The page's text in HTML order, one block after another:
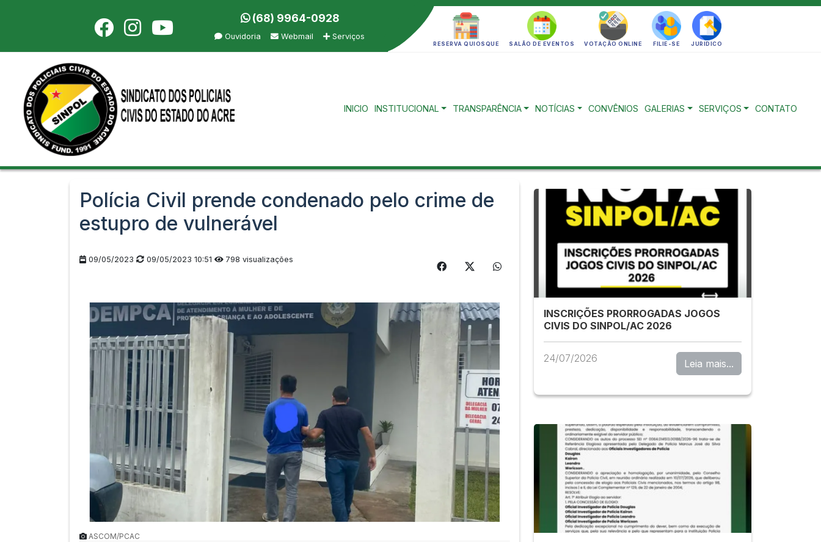
(68) 9964-0928
Ouvidoria Webmail Serviços
RESERVA QUIOSQUE SALÃO DE EVENTOS VOTAÇÃO ONLINE FILIE-SE JURIDICO
INICIO INSTITUCIONAL TRANSPARÊNCIA NOTÍCIAS CONVÊNIOS GALERIAS SERVIÇOS CONTATO
Polícia Civil prende condenado pelo crime de
estupro de vulnerável
09/05/2023 09/05/2023 10:51 798 visualizações
ASCOM/PCAC
INSCRIÇÕES PRORROGADAS JOGOS
CIVIS DO SINPOL/AC 2026
24/07/2026 Leia mais...